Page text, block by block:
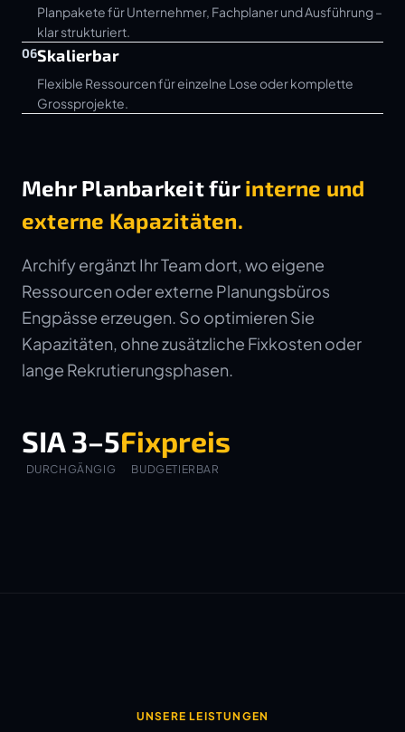
Planpakete für Unternehmer, Fachplaner und Ausführung –
klar strukturiert.
06Skalierbar
Flexible Ressourcen für einzelne Lose oder komplette
Grossprojekte.
Mehr Planbarkeit für interne und
externe Kapazitäten.
Archify ergänzt Ihr Team dort, wo eigene
Ressourcen oder externe Planungsbüros
Engpässe erzeugen. So optimieren Sie
Kapazitäten, ohne zusätzliche Fixkosten oder
lange Rekrutierungsphasen.
SIA 3–5
DURCHGÄNGIG
Fixpreis
BUDGETIERBAR
UNSERE LEISTUNGEN